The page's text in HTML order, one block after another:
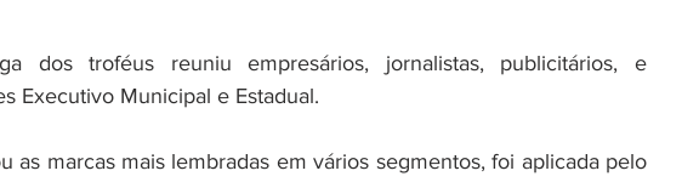
dos troféus reuniu empresários, jornalistas, publicitários, e
Executivo Municipal e Estadual.
as marcas mais lembradas em vários segmentos, foi aplicada pelo